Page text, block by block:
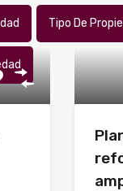
Tipo De